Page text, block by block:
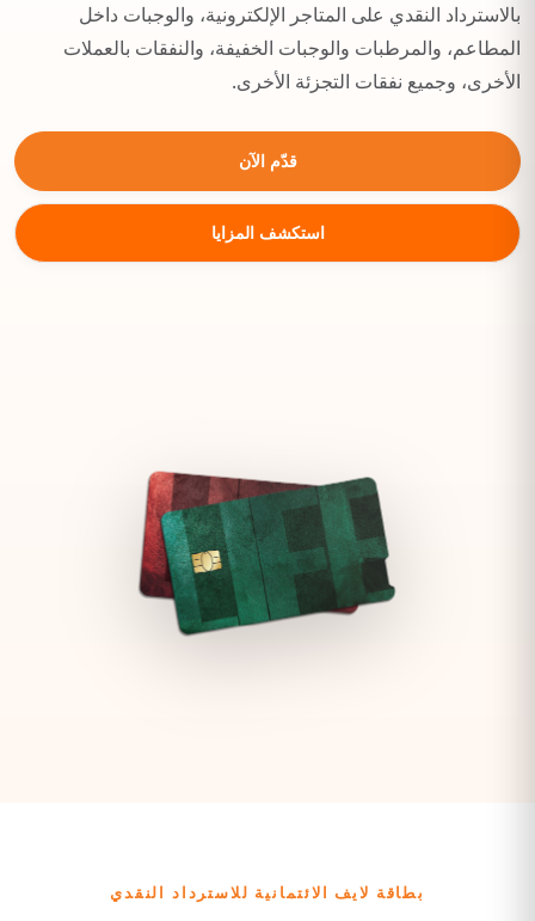
بالاسترداد النقدي على المتاجر الإلكترونية، والوجبات داخل
المطاعم، والمرطبات والوجبات الخفيفة، والنفقات بالعملات
الأخرى، وجميع نفقات التجزئة الأخرى.
قدّم الآن
استكشف المزايا
بطاقة لايف الائتمانية للاسترداد النقدي